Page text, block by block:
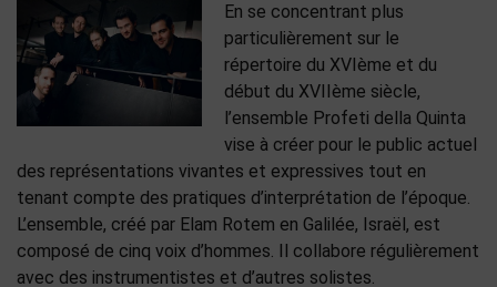
En se concentrant plus
particulièrement sur le
répertoire du XVIème et du
début du XVIIème siècle,
l’ensemble Profeti della Quinta
vise à créer pour le public actuel
des représentations vivantes et expressives tout en
tenant compte des pratiques d’interprétation de l’époque.
L’ensemble, créé par Elam Rotem en Galilée, Israël, est
composé de cinq voix d’hommes. Il collabore régulièrement
avec des instrumentistes et d’autres solistes.